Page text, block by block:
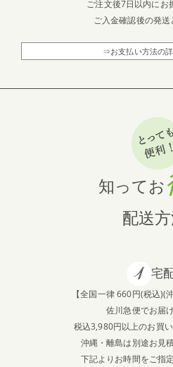
ご注文後7日以内にお
ご入金確認後の発送
⇒お支払い方法の
知ってお
配送
宅
【全国一律 660円(税込)(
佐川急便でお届
税込3,980円以上のお買
沖縄・離島は別途お見
下記よりお時間をご指